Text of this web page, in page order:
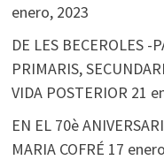
enero, 2023
DE LES BECEROLES -
PRIMARIS,
VIDA POSTERIOR 21
EN EL 70è
MARIA COFRÉ 17